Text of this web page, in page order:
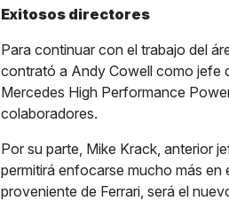
Exitosos directores
Para continuar con el trabajo del
contrató a Andy Cowell como jefe
Mercedes High Performance
colaboradores.
Por su parte, Mike Krack, anterior
permitirá enfocarse mucho más en
proveniente de Ferrari, será el